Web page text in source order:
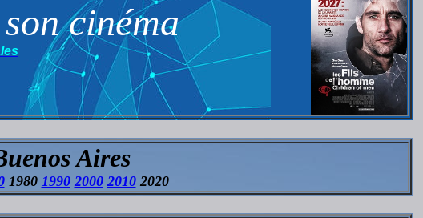
cinéma
Aires
1980 1990 2000 20102020